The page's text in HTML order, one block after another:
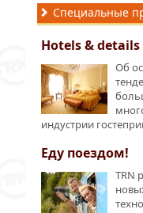
Специальные
Hotels & details
Об
индустрии
Еду поездом!
TRN